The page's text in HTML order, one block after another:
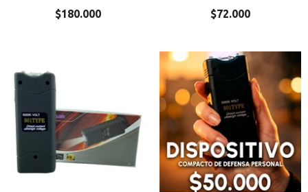
CARTUCHOS VTR 209
Precio
$180.000
Precio
$72.000